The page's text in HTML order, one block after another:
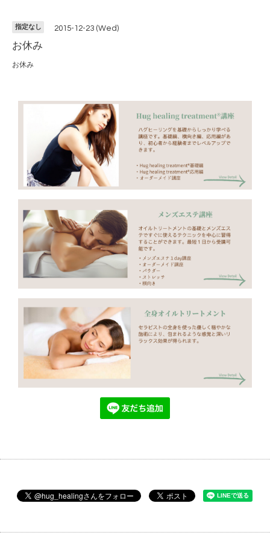
指定なし 2015-12-23 (Wed)
お休み
お休み